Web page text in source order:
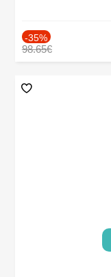
-35%
98.65€